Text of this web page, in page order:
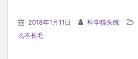
2018年1月11日 科学猫头鹰
么不长毛